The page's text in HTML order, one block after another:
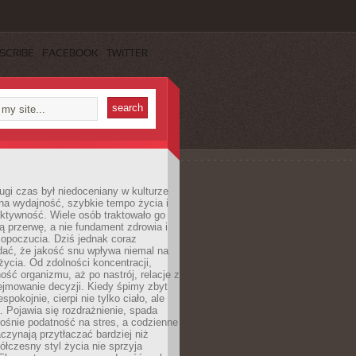
FACEBOOK TWITTER
czas był niedoceniany w kulturze
wydajność, szybkie tempo życia i
Wiele osób traktowało go
przerwę, a nie fundament zdrowia i
Dziś jednak coraz
że jakość snu wpływa niemal na
Od zdolności koncentracji,
organizmu, aż po nastrój, relacje z
decyzji. Kiedy śpimy zbyt
cierpi nie tylko ciało, ale
Pojawia się rozdrażnienie, spada
podatność na stres, a codzienne
przytłaczać bardziej niż
styl życia nie sprzyja